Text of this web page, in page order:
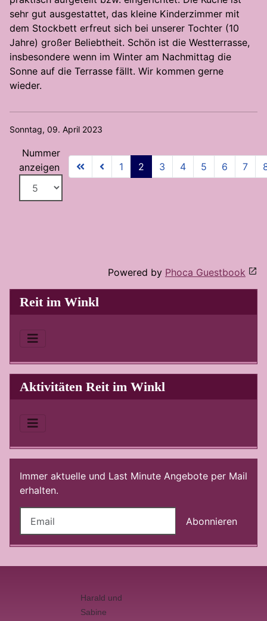
Reit im Winkl
Aktivitäten Reit im Winkl
Immer aktuelle und Last Minute Angebote per Mail
erhalten.
Abonnieren
sehr gut ausgestattet, das kleine Kinderzimmer mit
dem Stockbett erfreut sich bei unserer Tochter (10
Jahre) großer Beliebtheit. Schön ist die Westterrasse,
insbesondere wenn im Winter am Nachmittag die
Sonne auf die Terrasse fällt. Wir kommen gerne
wieder.
Sonntag, 09. April 2023
Nummer
anzeigen
1 2 3 4 5 6 7
Powered by Phoca Guestbook
Harald und
Sabine